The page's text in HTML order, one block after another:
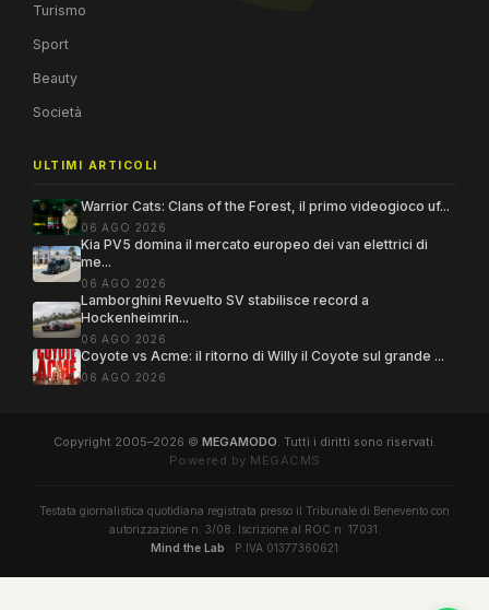
Turismo
Sport
Beauty
Società
ULTIMI ARTICOLI
Warrior Cats: Clans of the Forest, il primo videogioco uf...
06 AGO 2026
Kia PV5 domina il mercato europeo dei van elettrici di
me...
06 AGO 2026
Lamborghini Revuelto SV stabilisce record a
Hockenheimrin...
06 AGO 2026
Coyote vs Acme: il ritorno di Willy il Coyote sul grande ...
06 AGO 2026
Copyright 2005–2026 © MEGAMODO. Tutti i diritti sono riservati.
Powered by MEGACMS
Testata giornalistica quotidiana registrata presso il Tribunale di Benevento con
autorizzazione n. 3/08. Iscrizione al ROC n. 17031.
Mind the Lab · P.IVA 01377360621